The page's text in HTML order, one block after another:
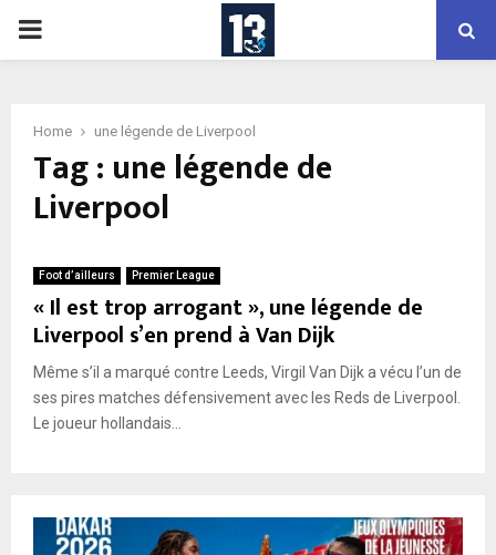
PRIMARY
Home une légende de Liverpool
Tag : une légende de
Liverpool
Foot d’ailleurs Premier League
« Il est trop arrogant », une légende de
Liverpool s’en prend à Van Dijk
Même s’il a marqué contre Leeds, Virgil Van Dijk a vécu l’un de
ses pires matches défensivement avec les Reds de Liverpool.
Le joueur hollandais...